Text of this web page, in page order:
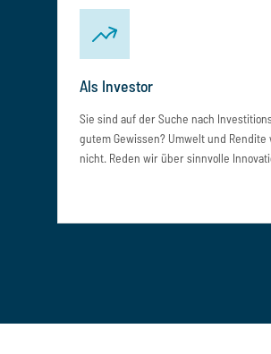
Als Investor
Sie sind auf der Suche nach
gutem Gewissen? Umwelt und
nicht. Reden wir über sinnvolle